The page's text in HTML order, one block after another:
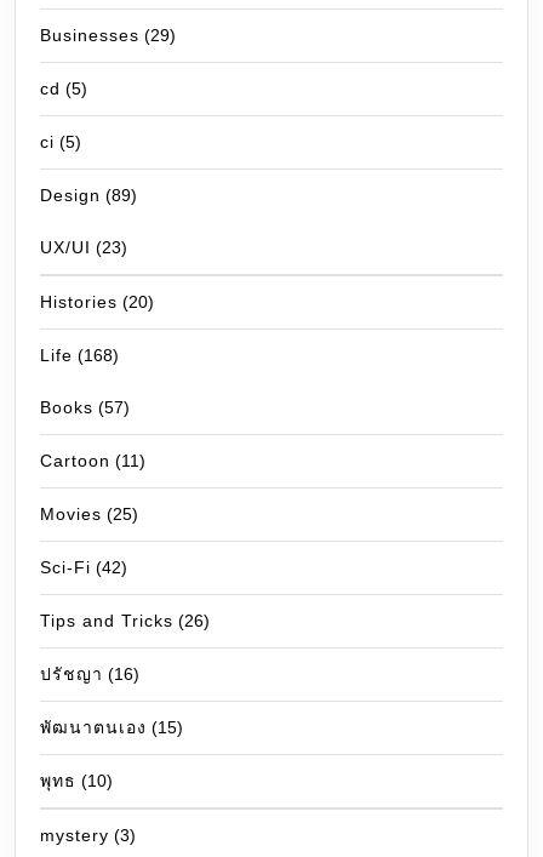
Businesses (29)
cd (5)
ci (5)
Design (89)
UX/UI (23)
Histories (20)
Life (168)
Books (57)
Cartoon (11)
Movies (25)
Sci-Fi (42)
Tips and Tricks (26)
ปรัชญา (16)
พัฒนาตนเอง (15)
พุทธ (10)
mystery (3)